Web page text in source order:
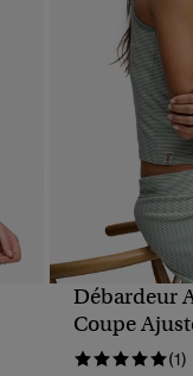
Débardeur
Coupe
(1)